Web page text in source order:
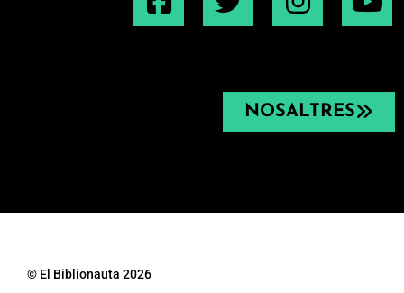
NOSALTRES
© El Biblionauta 2026